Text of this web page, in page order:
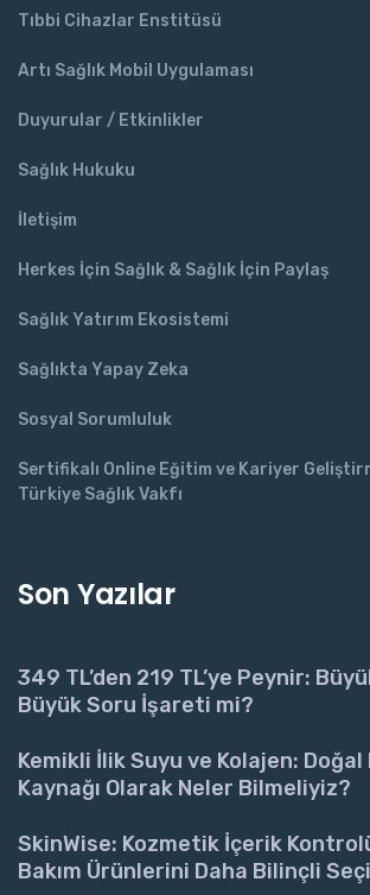
Tıbbi Cihazlar Enstitüsü
Artı Sağlık Mobil Uygulaması
Duyurular / Etkinlikler
Sağlık Hukuku
İletişim
Herkes İçin Sağlık & Sağlık İçin Paylaş
Sağlık Yatırım Ekosistemi
Sağlıkta Yapay Zeka
Sosyal Sorumluluk
Sertifikalı Online Eğitim ve Kariyer
Türkiye Sağlık Vakfı
Son Yazılar
349 TL’den 219 TL’ye Peynir:
Büyük Soru İşareti mi?
Kemikli İlik Suyu ve Kolajen:
Kaynağı Olarak Neler Bilmeliyiz?
SkinWise: Kozmetik İçerik
Bakım Ürünlerini Daha Bilinçli